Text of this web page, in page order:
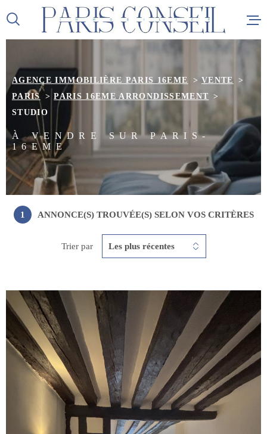
la
au
menu
au
contenu
ACCUEIL
VENTES
ALERTE
AGENCE IMMOBILIÈRE PARIS 16EME
VENTE
PARIS
PARIS 16EME ARRONDISSEMENT
STUDIO
À VENDRE SUR PARIS-
16EME
1 ANNONCE(S) TROUVÉE(S) SELON VOS CRITÈRES
Trier par Les plus récentes